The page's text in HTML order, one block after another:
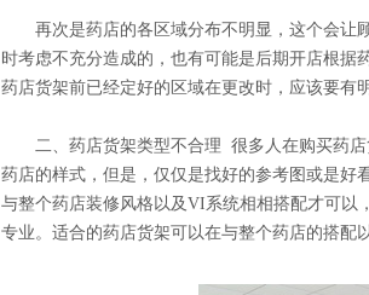
再次是药店的各区域分布不明显，这个会让顾
时考虑不充分造成的，也有可能是后期开店根据
药店货架前已经定好的区域在更改时，应该要有
二、药店货架类型不合理 很多人在购买药店
药店的样式，但是，仅仅是找好的参考图或是好
与整个药店装修风格以及VI系统相相搭配才可以
专业。适合的药店货架可以在与整个药店的搭配